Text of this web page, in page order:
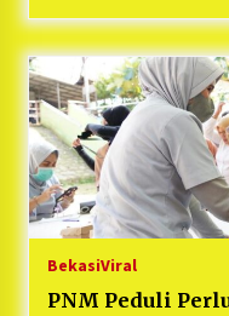
BekasiViral
PNM Peduli